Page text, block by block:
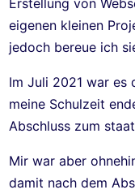
Erstellung von
eigenen kleinen
jedoch bereue ich
Im Juli 2021 war es
meine Schulzeit
Abschluss zum
Mir war aber
damit nach dem